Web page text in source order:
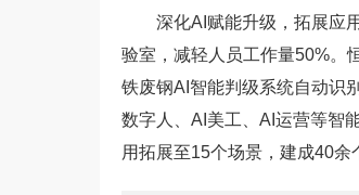
深化AI赋能升级，拓展应
验室，减轻人员工作量50%。
铁废钢AI智能判级系统自动识
数字人、AI美工、AI运营等智
用拓展至15个场景，建成40余